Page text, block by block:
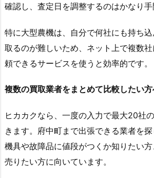
確認し、査定日を調整するのはかなり手
特に大型農機は、自分で何社にも持ち
取るのが難しいため、ネット上で複数
頼できるサービスを使うと効率的です。
複数の買取業者をまとめて比較したい
ヒカカクなら、一度の入力で最大20社
きます。府中町まで出張できる業者を
機具や故障品に値段がつくか知りたい方
売りたい方に向いています。